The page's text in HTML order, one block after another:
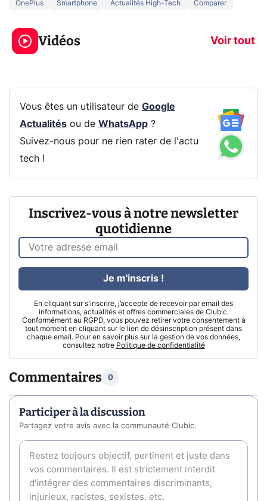
OnePlus Smartphone Actualités High-Tech Comparer
Vidéos Voir tout
3 écrans en 1 pour
319€ ? Voici L'AOC
CQ32G4ZA !
5
prochaine
Vous êtes un utilisateur de Google
Actualitésou de WhatsApp?
Suivez-nous pour ne rien rater de l'actu
tech !
Inscrivez-vous à notre newsletter
quotidienne
En cliquant sur s'inscrire, j’accepte de recevoir par email des
informations, actualités et offres commerciales de Clubic.
Conformément au RGPD, vous pouvez retirer votre consentement à
tout moment en cliquant sur le lien de désinscription présent dans
chaque email. Pour en savoir plus sur la gestion de vos données,
consultez notre Politique de confidentialité
Je m'inscris !
Commentaires 0
Participer à la discussion
Partagez votre avis avec la communauté Clubic.